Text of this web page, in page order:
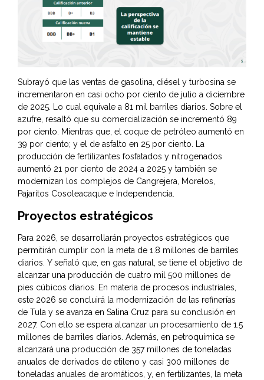
Subrayó que las ventas de gasolina, diésel y turbosina se
incrementaron en casi ocho por ciento de julio a diciembre
de 2025. Lo cual equivale a 81 mil barriles diarios. Sobre el
azufre, resaltó que su comercialización se incrementó 89
por ciento. Mientras que, el coque de petróleo aumentó en
39 por ciento; y el de asfalto en 25 por ciento. La
producción de fertilizantes fosfatados y nitrogenados
aumentó 21 por ciento de 2024 a 2025 y también se
modernizan los complejos de Cangrejera, Morelos,
Pajaritos Cosoleacaque e Independencia.
Proyectos estratégicos
Para 2026, se desarrollarán proyectos estratégicos que
permitirán cumplir con la meta de 1.8 millones de barriles
diarios. Y señaló que, en gas natural, se tiene el objetivo de
alcanzar una producción de cuatro mil 500 millones de
pies cúbicos diarios. En materia de procesos industriales,
este 2026 se concluirá la modernización de las refinerías
de Tula y se avanza en Salina Cruz para su conclusión en
2027. Con ello se espera alcanzar un procesamiento de 1.5
millones de barriles diarios. Además, en petroquímica se
alcanzará una producción de 357 millones de toneladas
anuales de derivados de etileno y casi 300 millones de
toneladas anuales de aromáticos, y, en fertilizantes, la meta